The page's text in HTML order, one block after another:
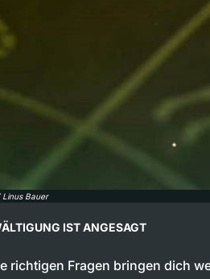
Linus Bauer
IST ANGESAGT
richtigen Fragen bringen dich